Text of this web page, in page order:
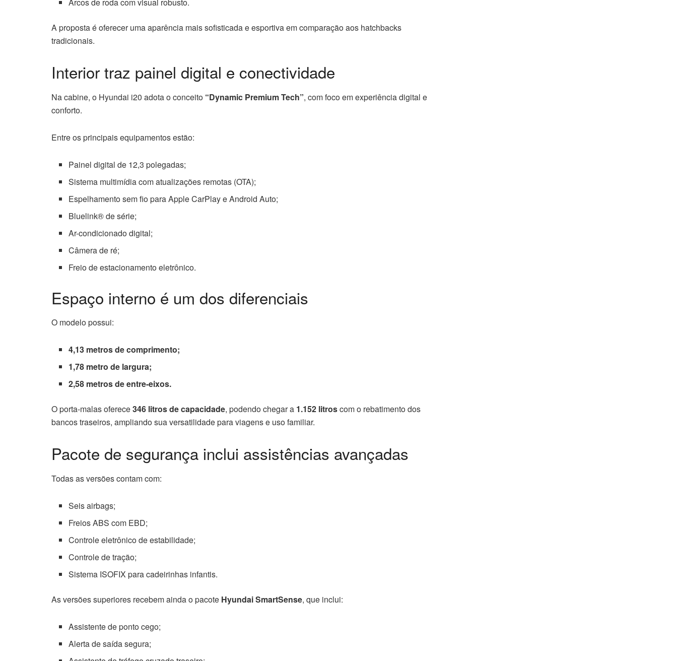
Arcos de roda com visual robusto.
A proposta é oferecer uma aparência mais sofisticada e esportiva em comparação aos hatchbacks
tradicionais.
Interior traz painel digital e conectividade
Na cabine, o Hyundai i20 adota o conceito “Dynamic Premium Tech”, com foco em experiência digital e
conforto.
Entre os principais equipamentos estão:
Painel digital de 12,3 polegadas;
Sistema multimídia com atualizações remotas (OTA);
Espelhamento sem fio para Apple CarPlay e Android Auto;
Bluelink® de série;
Ar-condicionado digital;
Câmera de ré;
Freio de estacionamento eletrônico.
Espaço interno é um dos diferenciais
O modelo possui:
4,13 metros de comprimento;
1,78 metro de largura;
2,58 metros de entre-eixos.
O porta-malas oferece346 litros de capacidade, podendo chegar a 1.152 litroscom o rebatimento dos
bancos traseiros, ampliando sua versatilidade para viagens e uso familiar.
Pacote de segurança inclui assistências avançadas
Todas as versões contam com:
Seis airbags;
Freios ABS com EBD;
Controle eletrônico de estabilidade;
Controle de tração;
Sistema ISOFIX para cadeirinhas infantis.
As versões superiores recebem ainda o pacote Hyundai SmartSense, que inclui:
Assistente de ponto cego;
Alerta de saída segura;